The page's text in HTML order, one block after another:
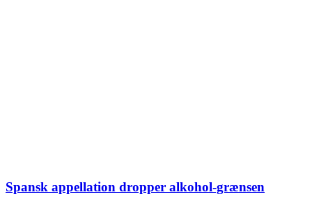
Spansk appellation dropper alkohol-grænsen